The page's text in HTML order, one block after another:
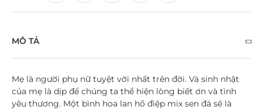
MÔ TẢ
Mẹ là người phụ nữ tuyệt vời nhất trên đời. Và sinh nhật
của mẹ là dịp để chúng ta thể hiện lòng biết ơn và tình
yêu thương. Một bình hoa lan hồ điệp mix sen đá sẽ là